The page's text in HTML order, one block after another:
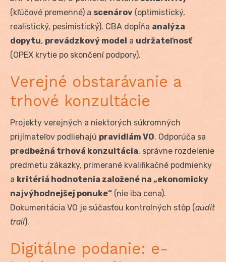
(kľúčové premenné) a scenárov (optimistický,
realistický, pesimistický). CBA dopĺňa analýza
dopytu, prevádzkový model a udržateľnosť
(OPEX krytie po skončení podpory).
Verejné obstarávanie a
trhové konzultácie
Projekty verejných a niektorých súkromných
prijímateľov podliehajú pravidlám VO. Odporúča sa
predbežná trhová konzultácia, správne rozdelenie
predmetu zákazky, primerané kvalifikačné podmienky
a kritériá hodnotenia založené na „ekonomicky
najvýhodnejšej ponuke“ (nie iba cena).
Dokumentácia VO je súčasťou kontrolných stôp (audit
trail).
Digitálne podanie: e-